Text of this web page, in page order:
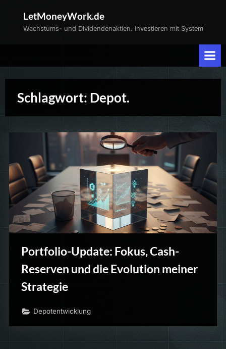
LetMoneyWork.de
Wachstums- und Dividendenaktien. Investieren mit System
Schlagwort: Depot.
Portfolio-Update: Fokus, Cash-
Reserven und die Evolution meiner
Strategie
Depotentwicklung